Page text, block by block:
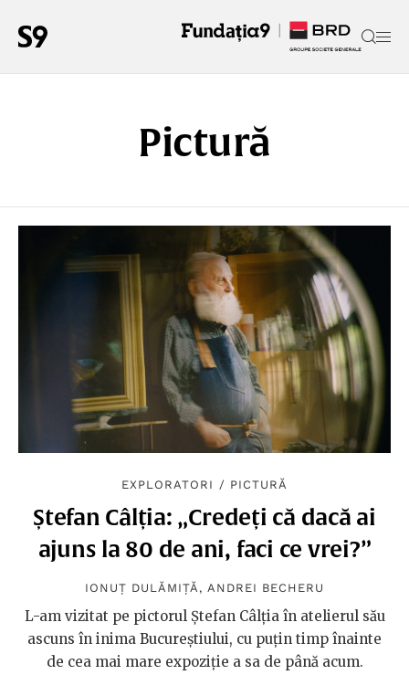
Pictură
EXPLORATORI / PICTURĂ
Ștefan Câlția: „Credeți că dacă ai
ajuns la 80 de ani, faci ce vrei?”
IONUȚ DULĂMIȚĂ , ANDREI BECHERU
L-am vizitat pe pictorul Ștefan Câlția în atelierul său
ascuns în inima Bucureștiului, cu puțin timp înainte
de cea mai mare expoziție a sa de până acum.